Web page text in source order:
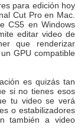
para edición hoy
Cut Pro en Mac.
CS5 en Windows
editar video de
que renderizar
GPU compatible
es quizás tan
si no tienes esos
tu video se verá
o estabilizadores
también a video